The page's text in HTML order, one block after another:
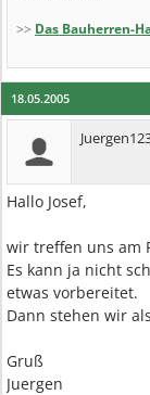
>> Das Bauherren-
18.05.2005
Hallo Josef,
wir treffen uns am
Es kann ja nicht
etwas vorbereitet.
Dann stehen wir
Gruß
Juergen